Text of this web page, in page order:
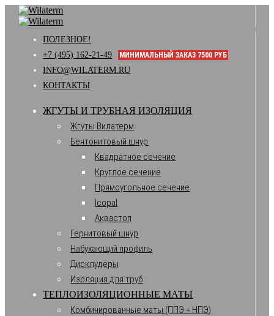
ПОЛЕЗНОЕ!
+7 (495) 162-21-49
МИНИМАЛЬНЫЙ ЗАКАЗ 7500 РУБ
INFO@WILATERM.RU
КОНТАКТЫ
ЖГУТЫ И ТРУБНАЯ ИЗОЛЯЦИЯ
Жгуты Вилатерм
Бентонитовый шнур
Квадратное сечение
Круглое сечение
Прямоугольное сечение
Icopal
Аквастоп
Гернитовый шнур
Набухающий профиль
Дисклудеры
Изоляция для труб
ТЕПЛОИЗОЛЯЦИОННЫЕ МАТЫ
Комбинированные маты (ППЭ + НПЭ)